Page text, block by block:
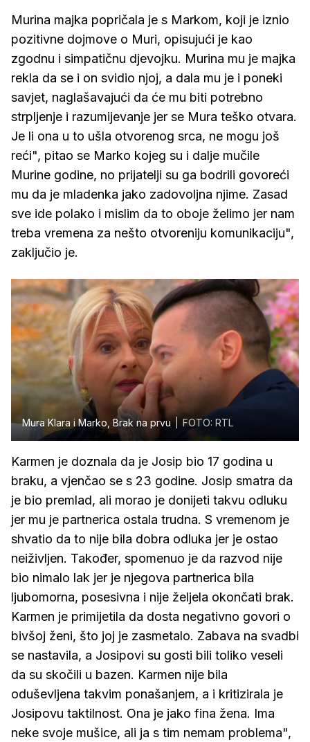
Murina majka popričala je s Markom, koji je iznio
pozitivne dojmove o Muri, opisujući je kao
zgodnu i simpatičnu djevojku. Murina mu je majka
rekla da se i on svidio njoj, a dala mu je i poneki
savjet, naglašavajući da će mu biti potrebno
strpljenje i razumijevanje jer se Mura teško otvara.
Je li ona u to ušla otvorenog srca, ne mogu još
reći", pitao se Marko kojeg su i dalje mučile
Murine godine, no prijatelji su ga bodrili govoreći
mu da je mladenka jako zadovoljna njime. Zasad
sve ide polako i mislim da to oboje želimo jer nam
treba vremena za nešto otvoreniju komunikaciju",
zaključio je.
Mura Klara i Marko, Brak na prvu FOTO: RTL
Karmen je doznala da je Josip bio 17 godina u
braku, a vjenčao se s 23 godine. Josip smatra da
je bio premlad, ali morao je donijeti takvu odluku
jer mu je partnerica ostala trudna. S vremenom je
shvatio da to nije bila dobra odluka jer je ostao
neiživljen. Također, spomenuo je da razvod nije
bio nimalo lak jer je njegova partnerica bila
ljubomorna, posesivna i nije željela okončati brak.
Karmen je primijetila da dosta negativno govori o
bivšoj ženi, što joj je zasmetalo. Zabava na svadbi
se nastavila, a Josipovi su gosti bili toliko veseli
da su skočili u bazen. Karmen nije bila
oduševljena takvim ponašanjem, a i kritizirala je
Josipovu taktilnost. Ona je jako fina žena. Ima
neke svoje mušice, ali ja s tim nemam problema",